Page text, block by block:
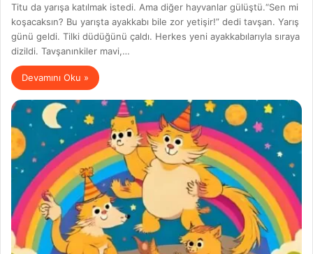
Titu da yarışa katılmak istedi. Ama diğer hayvanlar gülüştü.“Sen mi
koşacaksın? Bu yarışta ayakkabı bile zor yetişir!” dedi tavşan. Yarış
günü geldi. Tilki düdüğünü çaldı. Herkes yeni ayakkabılarıyla sıraya
dizildi. Tavşanınkiler mavi,…
Devamını Oku »